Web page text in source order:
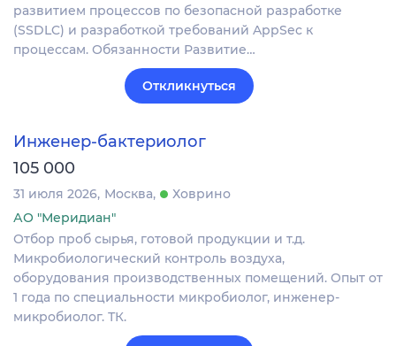
развитием процессов по безопасной разработке
(SSDLC) и разработкой требований AppSec к
процессам. Обязанности Развитие…
Откликнуться
Инженер-бактериолог
105 000
31 июля 2026 Москва
Ховрино
АО "Меридиан"
Отбор проб сырья, готовой продукции и т.д.
Микробиологический контроль воздуха,
оборудования производственных помещений. Опыт от
1 года по специальности микробиолог, инженер-
микробиолог. ТК.